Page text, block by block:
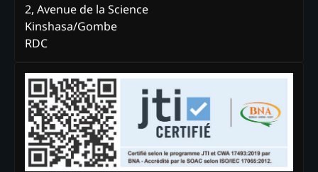
2, Avenue de la Science
Kinshasa/Gombe
RDC